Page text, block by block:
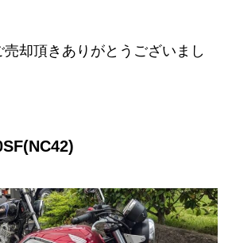
却頂きありがとうございまし